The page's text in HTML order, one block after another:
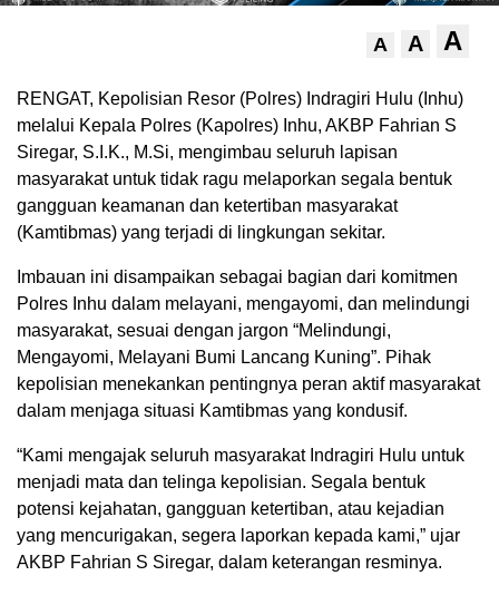
A A A
RENGAT, Kepolisian Resor (Polres) Indragiri Hulu (Inhu)
melalui Kepala Polres (Kapolres) Inhu, AKBP Fahrian S
Siregar, S.I.K., M.Si, mengimbau seluruh lapisan
masyarakat untuk tidak ragu melaporkan segala bentuk
gangguan keamanan dan ketertiban masyarakat
(Kamtibmas) yang terjadi di lingkungan sekitar.
Imbauan ini disampaikan sebagai bagian dari komitmen
Polres Inhu dalam melayani, mengayomi, dan melindungi
masyarakat, sesuai dengan jargon “Melindungi,
Mengayomi, Melayani Bumi Lancang Kuning”. Pihak
kepolisian menekankan pentingnya peran aktif masyarakat
dalam menjaga situasi Kamtibmas yang kondusif.
“Kami mengajak seluruh masyarakat Indragiri Hulu untuk
menjadi mata dan telinga kepolisian. Segala bentuk
potensi kejahatan, gangguan ketertiban, atau kejadian
yang mencurigakan, segera laporkan kepada kami,” ujar
AKBP Fahrian S Siregar, dalam keterangan resminya.